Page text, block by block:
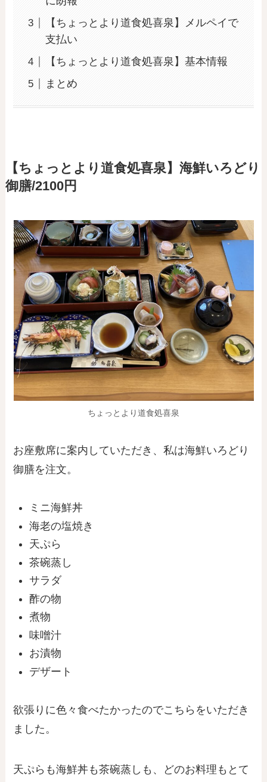
【ちょっとより道食処喜泉】メルペイで
支払い
【ちょっとより道食処喜泉】基本情報
まとめ
【ちょっとより道食処喜泉】海鮮いろどり
御膳/2100円
ちょっとより道食処喜泉
お座敷席に案内していただき、私は海鮮いろどり
御膳を注文。
ミニ海鮮丼
海老の塩焼き
天ぷら
茶碗蒸し
サラダ
酢の物
煮物
味噌汁
お漬物
デザート
欲張りに色々食べたかったのでこちらをいただき
ました。
天ぷらも海鮮丼も茶碗蒸しも、どのお料理もとて